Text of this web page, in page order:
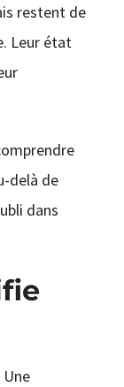
restent de
Leur état
delà de
dans